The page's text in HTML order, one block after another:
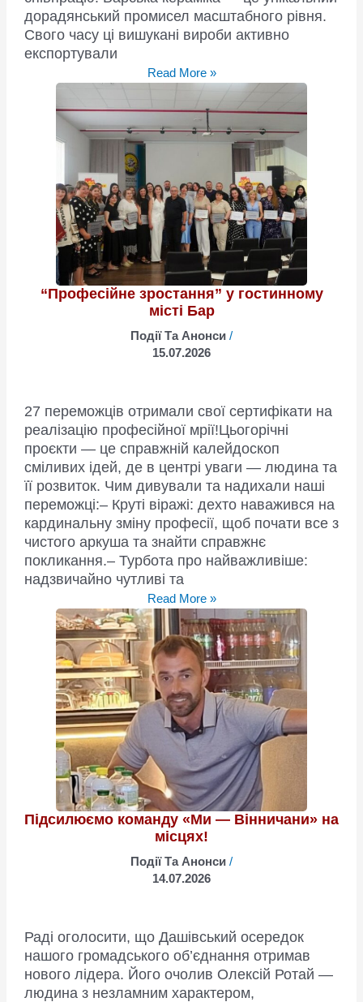
дорадянський промисел масштабного рівня.
Свого часу ці вишукані вироби активно
експортували
Новий
легендарному
бренду
Read More »
“Професійне зростання” у гостинному
місті Бар
Події Та Анонси /
15.07.2026
27 переможців отримали свої сертифікати на
реалізацію професійної мрії!Цьогорічні
проєкти — це справжній калейдоскоп
сміливих ідей, де в центрі уваги — людина та
її розвиток. Чим дивували та надихали наші
переможці:– Круті віражі: дехто наважився на
кардинальну зміну професії, щоб почати все з
чистого аркуша та знайти справжнє
покликання.– Турбота про найважливіше:
надзвичайно чутливі та
“Професійне
зростання”
у
гостинному
місті
Бар
Read More »
Підсилюємо команду «Ми — Вінничани» на
місцях!
Події Та Анонси /
14.07.2026
Раді оголосити, що Дашівський осередок
нашого громадського об’єднання отримав
нового лідера. Його очолив Олексій Ротай —
людина з незламним характером,